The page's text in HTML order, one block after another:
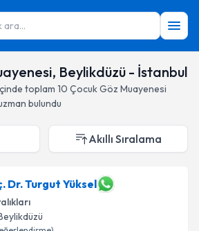
ara...
Beylikdüzü - İstanbul
toplam 10 Çocuk Göz Muayenesi
bulundu
Akıllı Sıralama
Dr. Turgut Yüksel